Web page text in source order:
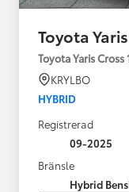
Toyota
Toyota Yaris
KRYLBO
HYBRID
Registrerad
09-2025
Bränsle
Hybrid